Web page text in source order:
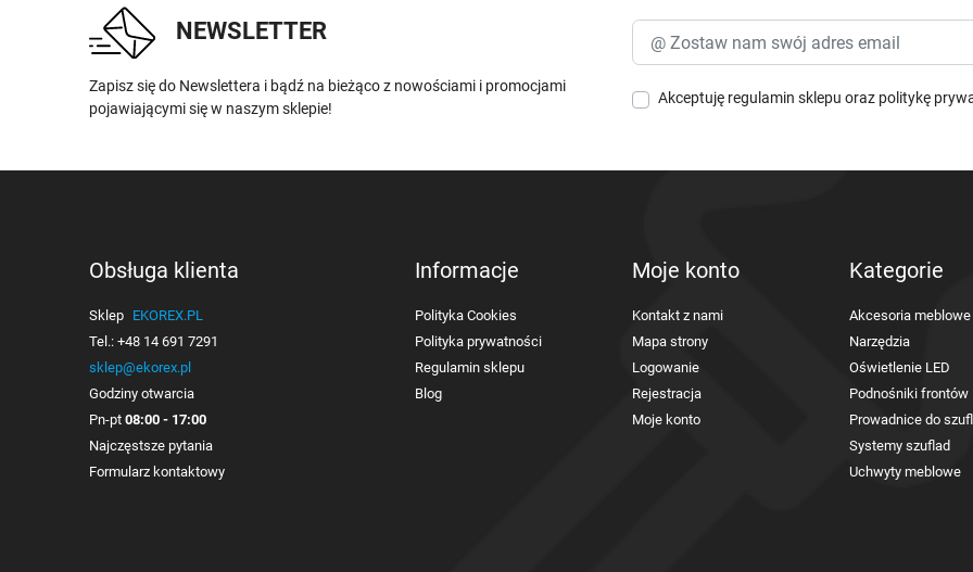
NEWSLETTER
Zapisz się do Newslettera i bądź na bieżąco z nowościami i promocjami
pojawiającymi się w naszym sklepie!
Akceptuję regulamin sklepu oraz politykę
Obsługa klienta
Sklep EKOREX.PL
Tel.: +48 14 691 7291
sklep@ekorex.pl
Godziny otwarcia
Pn-pt 08:00 - 17:00
Najczęstsze pytania
Formularz kontaktowy
Informacje
Polityka Cookies
Polityka prywatności
Regulamin sklepu
Blog
Moje konto
Kontakt z nami
Mapa strony
Logowanie
Rejestracja
Moje konto
Kategorie
Akcesoria meblowe
Narzędzia
Oświetlenie LED
Podnośniki frontów
Prowadnice do
Systemy szuflad
Uchwyty meblowe